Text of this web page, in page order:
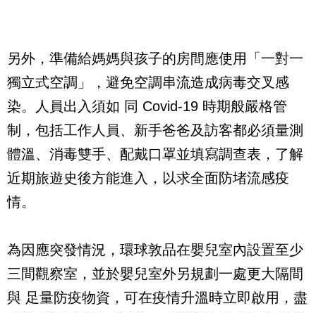
另外，準備給媽媽與孩子的房間應使用「一對一
獨立式空調」，避免空調串流造成病毒交叉感
染。人員出入須如 同 Covid-19 時期般嚴格管
制，包括工作人員、新手爸爸及訪客都必須量測
體溫、消毒雙手、配戴口罩並填寫調查表，了解
近期旅遊史後方能進入，以求全面防堵流感疫
情。
為因應突發情況，環球敦品在嬰兒室內設置至少
三間觀察室，並於嬰兒室外另規劃一處更大隔間
與 足量防疫物資，可在疫情升溫時立即啟用，盡